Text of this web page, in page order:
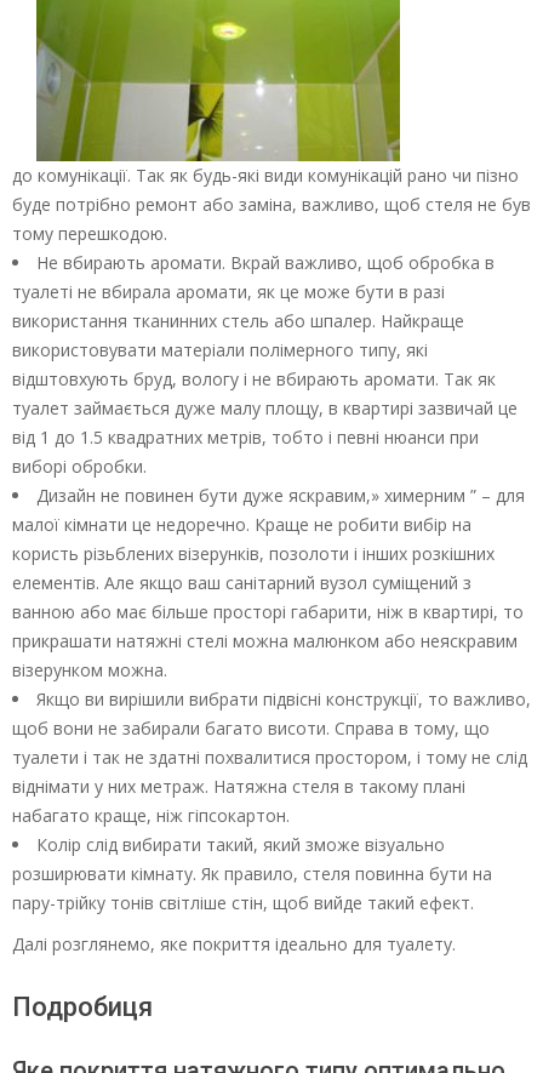
до комунікації. Так як будь-які види комунікацій рано чи пізно
буде потрібно ремонт або заміна, важливо, щоб стеля не був
тому перешкодою.
Не вбирають аромати. Вкрай важливо, щоб обробка в
туалеті не вбирала аромати, як це може бути в разі
використання тканинних стель або шпалер. Найкраще
використовувати матеріали полімерного типу, які
відштовхують бруд, вологу і не вбирають аромати. Так як
туалет займається дуже малу площу, в квартирі зазвичай це
від 1 до 1.5 квадратних метрів, тобто і певні нюанси при
виборі обробки.
Дизайн не повинен бути дуже яскравим,» химерним ” – для
малої кімнати це недоречно. Краще не робити вибір на
користь різьблених візерунків, позолоти і інших розкішних
елементів. Але якщо ваш санітарний вузол суміщений з
ванною або має більше просторі габарити, ніж в квартирі, то
прикрашати натяжні стелі можна малюнком або неяскравим
візерунком можна.
Якщо ви вирішили вибрати підвісні конструкції, то важливо,
щоб вони не забирали багато висоти. Справа в тому, що
туалети і так не здатні похвалитися простором, і тому не слід
віднімати у них метраж. Натяжна стеля в такому плані
набагато краще, ніж гіпсокартон.
Колір слід вибирати такий, який зможе візуально
розширювати кімнату. Як правило, стеля повинна бути на
пару-трійку тонів світліше стін, щоб вийде такий ефект.
Далі розглянемо, яке покриття ідеально для туалету.
Подробиця